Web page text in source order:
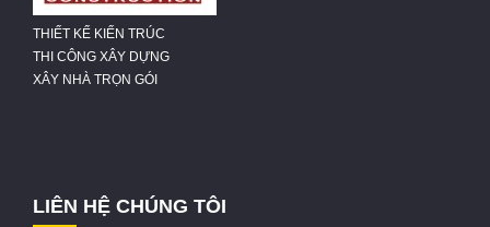
THIẾT KẾ KIẾN TRÚC
THI CÔNG XÂY DỰNG
XÂY NHÀ TRỌN GÓI
LIÊN HỆ CHÚNG TÔI